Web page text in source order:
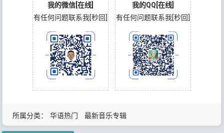
所属分类： 华语热门 最新音乐专辑
我的微信[在线]
有任何问题联系我[秒回]
我的QQ[在线]
有任何问题联系我[秒回]